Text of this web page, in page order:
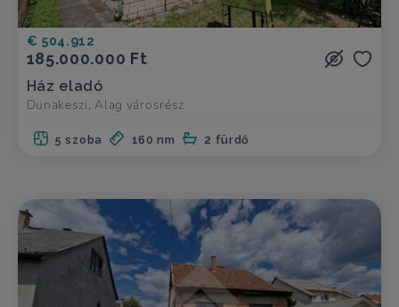
€ 504.912
185.000.000 Ft
Ház eladó
Dunakeszi, Alag városrész
5 szoba 160 nm 2 fürdő